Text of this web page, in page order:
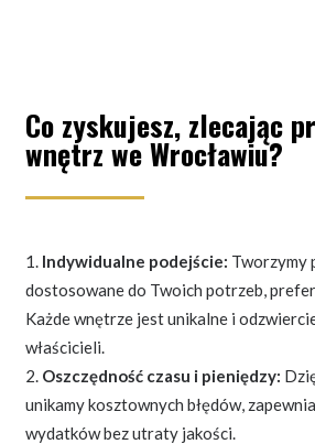
Co zyskujesz, zlecając
wnętrz we Wrocławiu?
Indywidualne podejście: Tworzymy
dostosowane do Twoich potrzeb,
Każde wnętrze jest unikalne i
właścicieli.
Oszczędność czasu i pieniędzy:
unikamy kosztownych błędów,
wydatków bez utraty jakości.